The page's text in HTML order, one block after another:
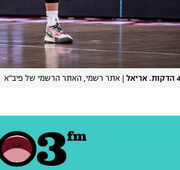
אתר רשמי, האתר הרשמי של פיב"א